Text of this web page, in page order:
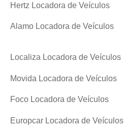
Hertz Locadora de Veículos
Alamo Locadora de Veículos
Localiza Locadora de Veículos
Movida Locadora de Veículos
Foco Locadora de Veículos
Europcar Locadora de Veículos